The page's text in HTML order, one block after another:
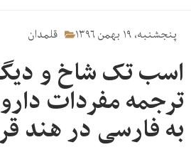
۱۹ بهمن ۱۳۹۶ قلمدان
تک شاخ و
مفردات
فارسی در هند